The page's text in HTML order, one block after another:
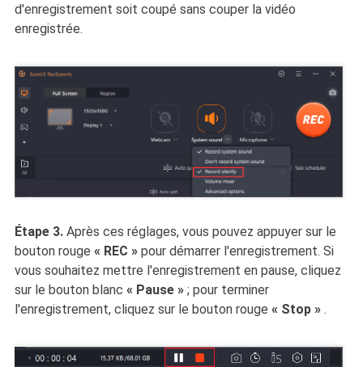
d'enregistrement soit coupé sans couper la vidéo
enregistrée.
Étape 3.Après ces réglages, vous pouvez appuyer sur le
bouton rouge « REC »pour démarrer l'enregistrement. Si
vous souhaitez mettre l'enregistrement en pause, cliquez
sur le bouton blanc « Pause »; pour terminer
l'enregistrement, cliquez sur le bouton rouge « Stop ».